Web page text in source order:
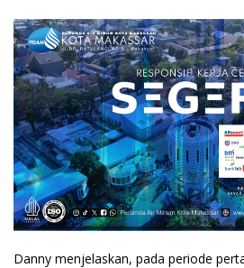
Danny menjelaskan, pada periode